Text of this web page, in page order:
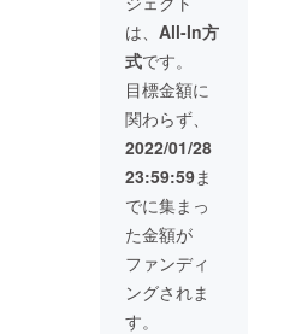
れる場
合があ
す。）
了承く
ださ
い。 ・
2022年
4月中旬
のお届
け予定
です。
（ご注
文状
況、使
用部材
の供給
状況、
製造工
程上の
16,500
円（税
込） ・
送料込
みの価
格とな
りま
す。 ・
一部の
デザイ
ン、仕
様につ
きまし
ては予
告なく
変更に
は、 All-In方
式です。
目標金額に
関わらず、
2022/01/28
23:59:59ま
でに集まっ
た金額が
ファンディ
ングされま
す。